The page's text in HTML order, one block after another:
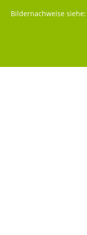
Bildernachweise siehe: